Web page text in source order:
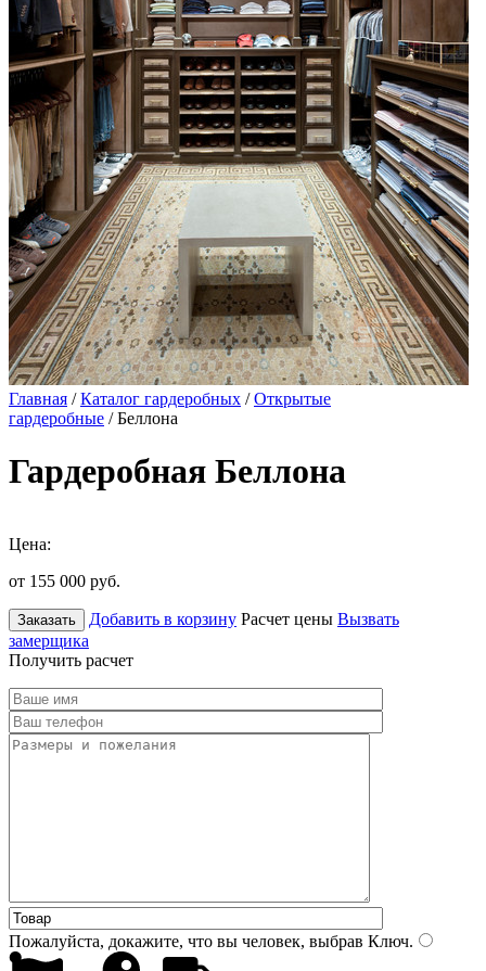
Главная /Каталог гардеробных /Открытые
гардеробные / Беллона
Гардеробная Беллона
Цена:
от 155 000 руб.
Заказать Добавить в корзину Расчет цены Вызвать
замерщика
Получить расчет
Пожалуйста, докажите, что вы человек, выбрав Ключ.